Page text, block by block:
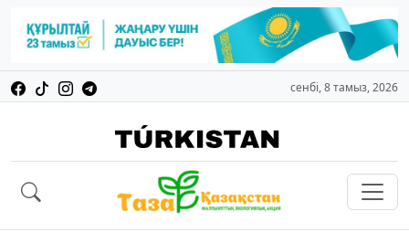
сенбі, 8 тамыз, 2026